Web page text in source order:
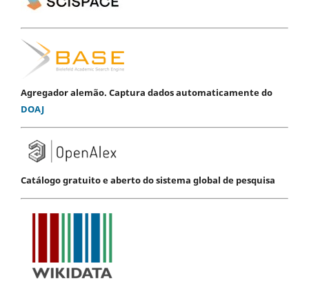
Agregador alemão. Captura dados automaticamente do
DOAJ
Catálogo gratuito e aberto do sistema global de pesquisa